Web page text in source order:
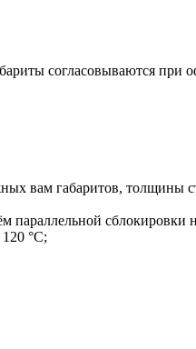
согласовываются при
вам габаритов,
параллельной сблокировки
°C;